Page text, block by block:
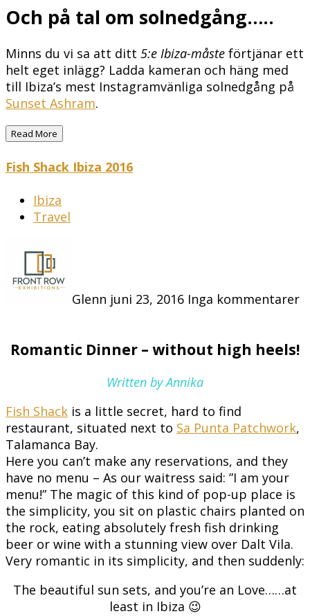
Och på tal om solnedgång…..
Minns du vi sa att ditt 5:e Ibiza-måste förtjänar ett
helt eget inlägg? Ladda kameran och häng med
till Ibiza’s mest Instagramvänliga solnedgång på
Sunset Ashram.
Read More
Fish Shack Ibiza 2016
Ibiza
Travel
Glenn juni 23, 2016 Inga kommentarer
Romantic Dinner – without high heels!
Written by Annika
Fish Shack is a little secret, hard to find
restaurant, situated next to Sa Punta Patchwork,
Talamanca Bay.
Here you can’t make any reservations, and they
have no menu – As our waitress said: ”I am your
menu!” The magic of this kind of pop-up place is
the simplicity, you sit on plastic chairs planted on
the rock, eating absolutely fresh fish drinking
beer or wine with a stunning view over Dalt Vila.
Very romantic in its simplicity, and then suddenly:
The beautiful sun sets, and you’re an Love……at
least in Ibiza 😉